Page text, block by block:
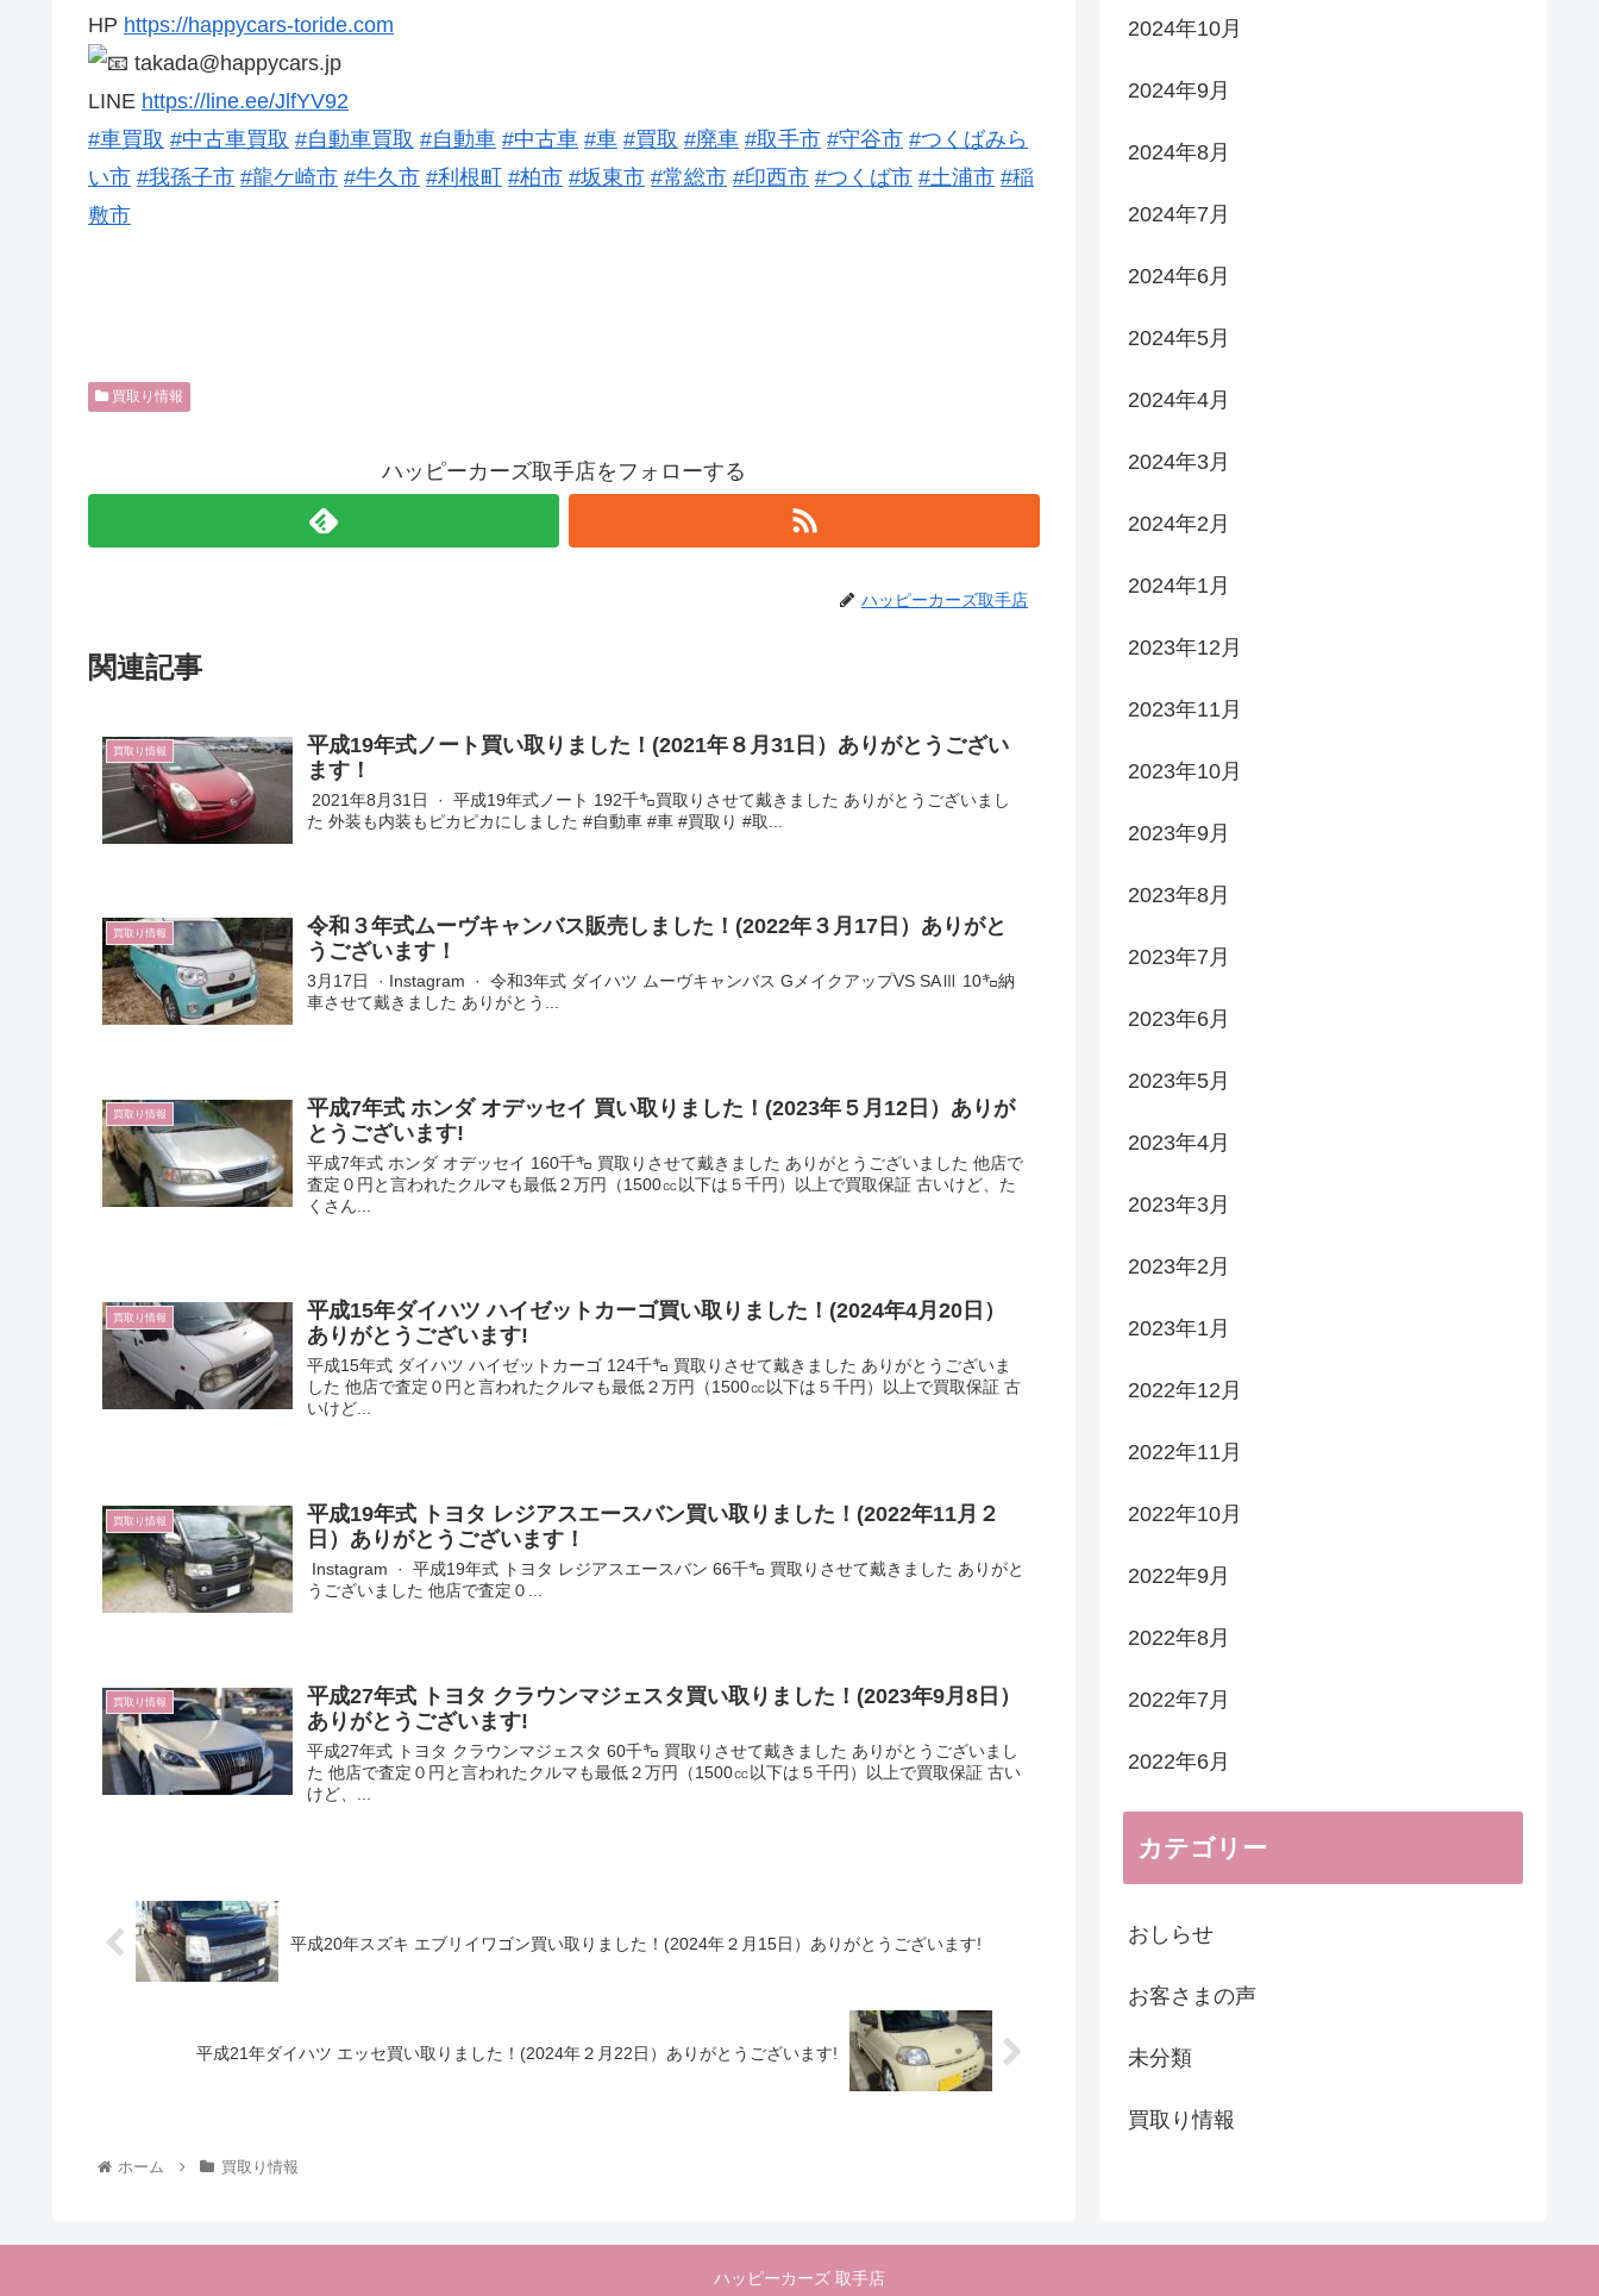
HP https://happycars-toride.com
takada@happycars.jp
LINE https://line.ee/JlfYV92
#車買取 #中古車買取 #自動車買取 #自動車 #中古車 #車 #買取 #廃車 #取手市 #守谷市 #つくばみら
い市 #我孫子市 #龍ケ崎市 #牛久市 #利根町 #柏市 #坂東市 #常総市 #印西市 #つくば市 #土浦市 #稲
敷市
買取り情報
ハッピーカーズ取手店をフォローする
ハッピーカーズ取手店
関連記事
買取り情報
平成19年式ノート買い取りました！(2021年８月31日）ありがとうござい
ます！
2021年8月31日 · 平成19年式ノート 192千㌔買取りさせて戴きました ありがとうございまし
た 外装も内装もピカピカにしました #自動車 #車 #買取り #取...
買取り情報
令和３年式ムーヴキャンバス販売しました！(2022年３月17日）ありがと
うございます！
3月17日 · Instagram · 令和3年式 ダイハツ ムーヴキャンバス GメイクアップVS SAⅢ 10㌔納
車させて戴きました ありがとう...
買取り情報
平成7年式 ホンダ オデッセイ 買い取りました！(2023年５月12日）ありが
とうございます!
平成7年式 ホンダ オデッセイ 160千㌔ 買取りさせて戴きました ありがとうございました 他店で
査定０円と言われたクルマも最低２万円（1500㏄以下は５千円）以上で買取保証 古いけど、た
くさん...
買取り情報
平成15年ダイハツ ハイゼットカーゴ買い取りました！(2024年4月20日）
ありがとうございます!
平成15年式 ダイハツ ハイゼットカーゴ 124千㌔ 買取りさせて戴きました ありがとうございま
した 他店で査定０円と言われたクルマも最低２万円（1500㏄以下は５千円）以上で買取保証 古
いけど...
買取り情報
平成19年式 トヨタ レジアスエースバン買い取りました！(2022年11月２
日）ありがとうございます！
Instagram · 平成19年式 トヨタ レジアスエースバン 66千㌔ 買取りさせて戴きました ありがと
うございました 他店で査定０...
買取り情報
平成27年式 トヨタ クラウンマジェスタ買い取りました！(2023年9月8日）
ありがとうございます!
平成27年式 トヨタ クラウンマジェスタ 60千㌔ 買取りさせて戴きました ありがとうございまし
た 他店で査定０円と言われたクルマも最低２万円（1500㏄以下は５千円）以上で買取保証 古い
けど、...
平成20年スズキ エブリイワゴン買い取りました！(2024年２月15日）ありがとうございます!
平成21年ダイハツ エッセ買い取りました！(2024年２月22日）ありがとうございます!
ホーム 買取り情報
2024年10月
2024年9月
2024年8月
2024年7月
2024年6月
2024年5月
2024年4月
2024年3月
2024年2月
2024年1月
2023年12月
2023年11月
2023年10月
2023年9月
2023年8月
2023年7月
2023年6月
2023年5月
2023年4月
2023年3月
2023年2月
2023年1月
2022年12月
2022年11月
2022年10月
2022年9月
2022年8月
2022年7月
2022年6月
カテゴリー
おしらせ
お客さまの声
未分類
買取り情報
ハッピーカーズ 取手店